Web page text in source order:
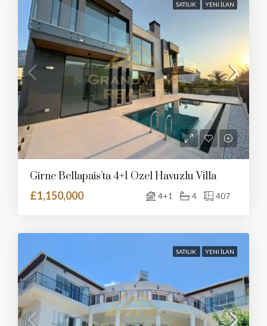
SATILIK YENI İLAN
Girne Bellapais’ta 4+1 Özel Havuzlu Villa
£1,150,000
4+1 4 407
SATILIK YENI İLAN